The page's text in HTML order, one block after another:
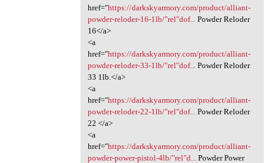
href="https://darkskyarmory.com/product/alliant-
powder-reloder-16-1lb/"rel"dof...
Powder Reloder
16</a>
<a
href="https://darkskyarmory.com/product/alliant-
powder-reloder-33-1lb/"rel"dof...
Powder Reloder
33 1lb.</a>
<a
href="https://darkskyarmory.com/product/alliant-
powder-reloder-22-1lb/"rel"dof...
Powder Reloder
22 </a>
<a
href="https://darkskyarmory.com/product/alliant-
powder-power-pistol-4lb/"rel"d...
Powder Power